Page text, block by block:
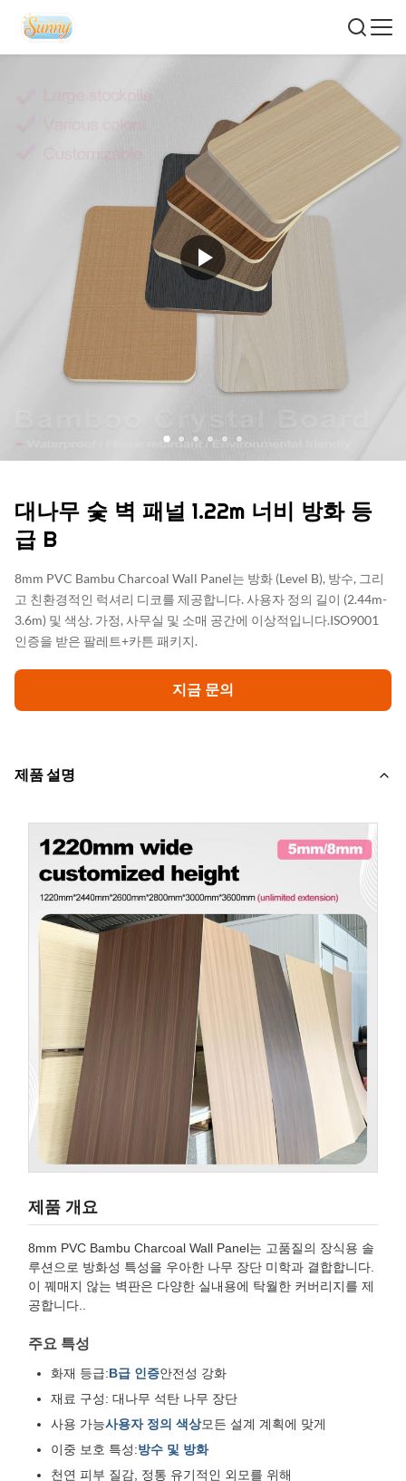
대나무 숯 벽 패널 1.22m 너비 방화 등
급 B
8mm PVC Bambu Charcoal Wall Panel는 방화 (Level B), 방수, 그리
고 친환경적인 럭셔리 디코를 제공합니다. 사용자 정의 길이 (2.44m-
3.6m) 및 색상. 가정, 사무실 및 소매 공간에 이상적입니다.ISO9001
인증을 받은 팔레트+카튼 패키지.
지금 문의
제품 설명
제품 개요
8mm PVC Bambu Charcoal Wall Panel는 고품질의 장식용 솔
루션으로 방화성 특성을 우아한 나무 장단 미학과 결합합니다.
이 꿰매지 않는 벽판은 다양한 실내용에 탁월한 커버리지를 제
공합니다..
주요 특성
화재 등급:B급 인증안전성 강화
재료 구성: 대나무 석탄 나무 장단
사용 가능사용자 정의 색상모든 설계 계획에 맞게
이중 보호 특성:방수 및 방화
천연 피부 질감, 정통 유기적인 외모를 위해